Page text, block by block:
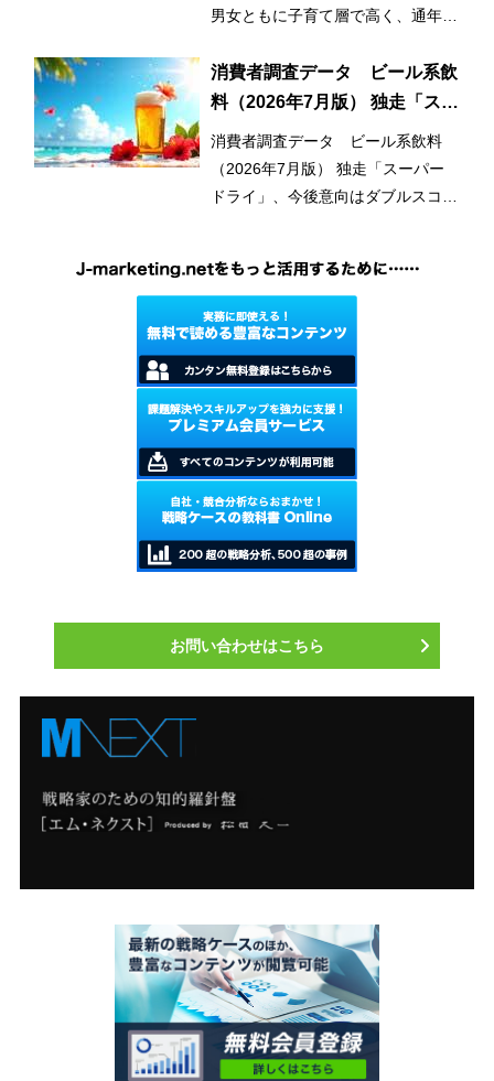
市場
男女ともに子育て層で高く、通年利
とつの要因となっている。
消費者調査データ ビール系飲
料（2026年7月版） 独走「スー
パードライ」、今後意向はダブ
ルスコアに
消費者調査データ ビール系飲料
（2026年7月版） 独走「スーパー
ドライ」、今後意向はダブルスコア
お問い合わせはこちら